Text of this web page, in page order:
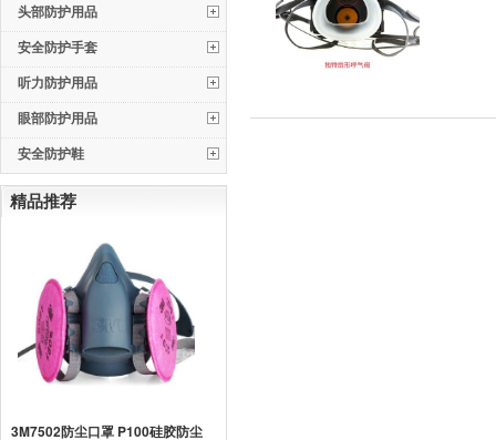
头部防护用品
安全防护手套
听力防护用品
眼部防护用品
安全防护鞋
精品推荐
3M7502防尘口罩 P100硅胶防尘